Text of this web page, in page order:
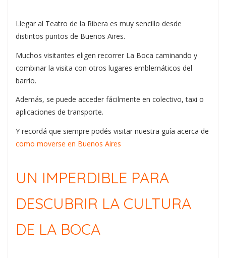
Llegar al Teatro de la Ribera es muy sencillo desde
distintos puntos de Buenos Aires.
Muchos visitantes eligen recorrer La Boca caminando y
combinar la visita con otros lugares emblemáticos del
barrio.
Además, se puede acceder fácilmente en colectivo, taxi o
aplicaciones de transporte.
Y recordá que siempre podés visitar nuestra guía acerca de
como moverse en Buenos Aires
UN IMPERDIBLE PARA
DESCUBRIR LA CULTURA
DE LA BOCA